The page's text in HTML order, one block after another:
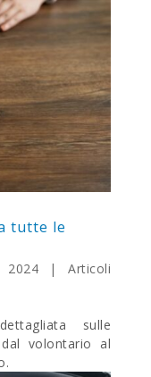
tutte le
|Articoli
sulle
volontario al